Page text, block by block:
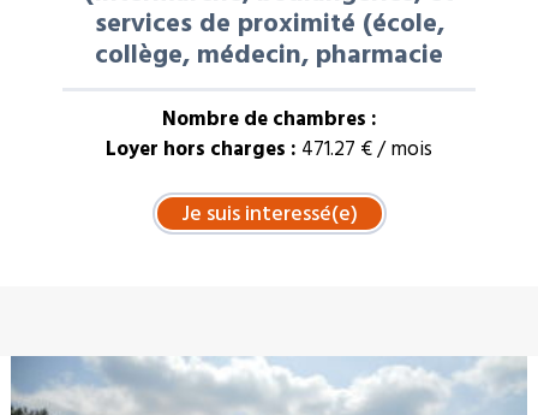
services de proximité (école,
collège, médecin, pharmacie
Nombre de chambres :
Loyer hors charges : 471.27 € / mois